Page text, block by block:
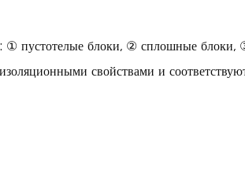
① пустотелые блоки, ② сплошные блоки,
свойствами и